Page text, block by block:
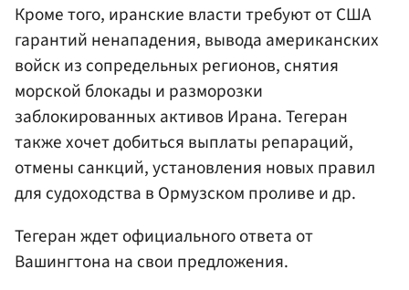
Кроме того, иранские власти требуют от США
гарантий ненападения, вывода американских
войск из сопредельных регионов, снятия
морской блокады и разморозки
заблокированных активов Ирана. Тегеран
также хочет добиться выплаты репараций,
отмены санкций, установления новых правил
для судоходства в Ормузском проливе и др.
Тегеран ждет официального ответа от
Вашингтона на свои предложения.